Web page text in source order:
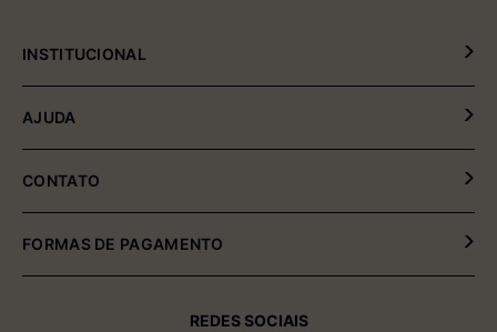
INSTITUCIONAL
Política de Entrega e Devolução
AJUDA
Fale Conosco
CONTATO
(54) 2102-4000 (08:00hrs às 17:30hrs)
(54) 99611-6238 (seg à sexta-feira)
sac01@multimóveis.com
FORMAS DE PAGAMENTO
REDES SOCIAIS